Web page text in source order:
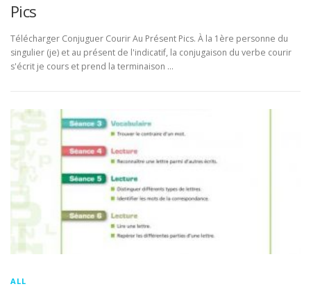
Pics
Télécharger Conjuguer Courir Au Présent Pics. À la 1ère personne du
singulier (je) et au présent de l'indicatif, la conjugaison du verbe courir
s'écrit je cours et prend la terminaison …
ALL